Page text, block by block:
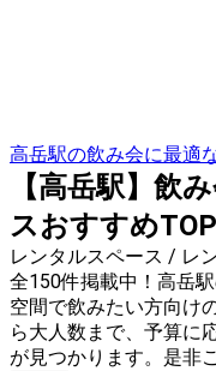
高岳駅の飲み会に最適
【高岳駅】飲
スおすすめ
レンタルスペース / レ
全150件掲載中！高岳
空間で飲みたい方向け
ら大人数まで、予算に
が見つかります。是非